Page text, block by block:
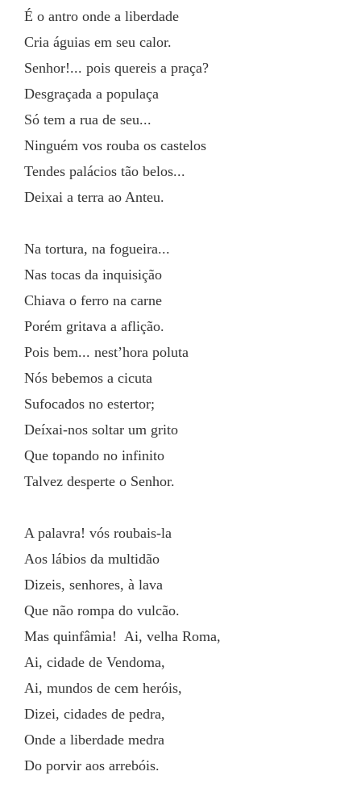
É o antro onde a liberdade
Cria águias em seu calor.
Senhor!... pois quereis a praça?
Desgraçada a populaça
Só tem a rua de seu...
Ninguém vos rouba os castelos
Tendes palácios tão belos...
Deixai a terra ao Anteu.
Na tortura, na fogueira...
Nas tocas da inquisição
Chiava o ferro na carne
Porém gritava a aflição.
Pois bem... nest’hora poluta
Nós bebemos a cicuta
Sufocados no estertor;
Deíxai-nos soltar um grito
Que topando no infinito
Talvez desperte o Senhor.
A palavra! vós roubais-la
Aos lábios da multidão
Dizeis, senhores, à lava
Que não rompa do vulcão.
Mas quinfâmia!  Ai, velha Roma,
Ai, cidade de Vendoma,
Ai, mundos de cem heróis,
Dizei, cidades de pedra,
Onde a liberdade medra
Do porvir aos arrebóis.